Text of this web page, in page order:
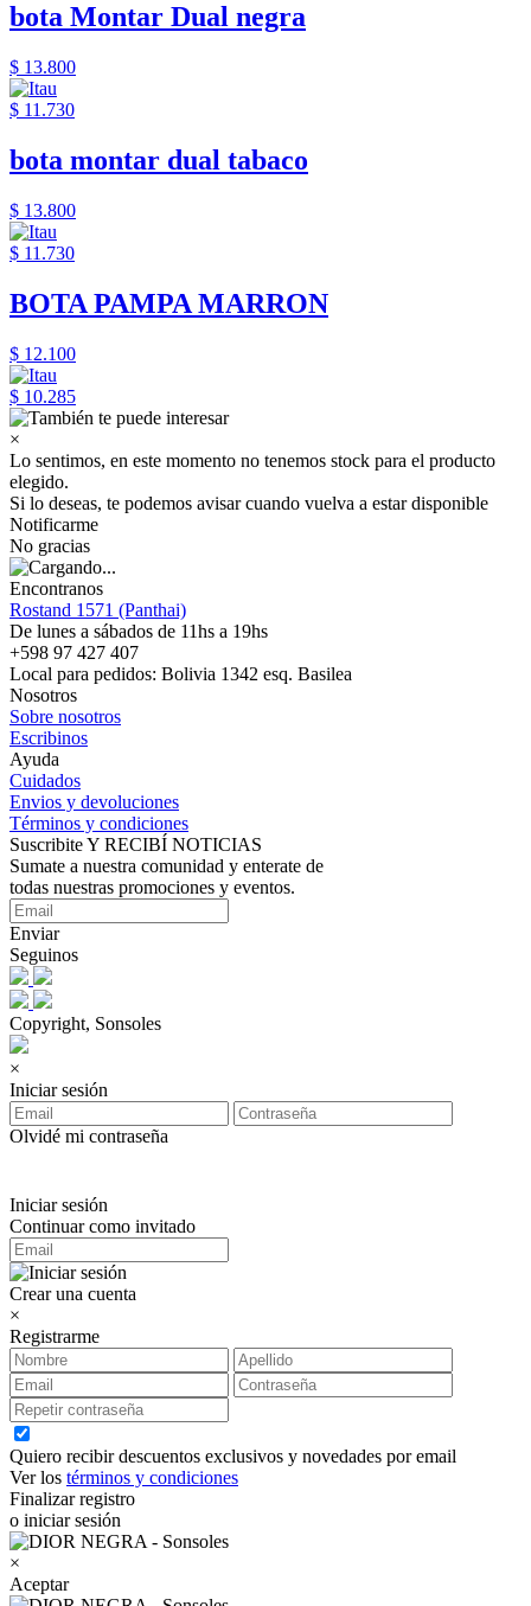
bota Montar Dual negra
$ 13.800
$ 11.730
bota montar dual tabaco
$ 13.800
$ 11.730
BOTA PAMPA MARRON
$ 12.100
$ 10.285
×
Lo sentimos, en este momento no tenemos stock para el producto
elegido.
Si lo deseas, te podemos avisar cuando vuelva a estar disponible
Notificarme
No gracias
Encontranos
Rostand 1571 (Panthai)
De lunes a sábados de 11hs a 19hs
+598 97 427 407
Local para pedidos: Bolivia 1342 esq. Basilea
Nosotros
Sobre nosotros
Escribinos
Ayuda
Cuidados
Envios y devoluciones
Términos y condiciones
Suscribite Y RECIBÍ NOTICIAS
Sumate a nuestra comunidad y enterate de
todas nuestras promociones y eventos.
Enviar
Seguinos
Copyright, Sonsoles
×
Iniciar sesión
Olvidé mi contraseña
Iniciar sesión
Continuar como invitado
Crear una cuenta
×
Registrarme
Quiero recibir descuentos exclusivos y novedades por email
Ver los términos y condiciones
Finalizar registro
o iniciar sesión
×
Aceptar